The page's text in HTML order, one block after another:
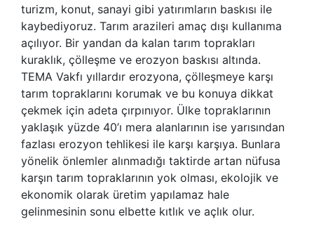
turizm, konut, sanayi gibi yatırımların baskısı ile
kaybediyoruz. Tarım arazileri amaç dışı kullanıma
açılıyor. Bir yandan da kalan tarım toprakları
kuraklık, çölleşme ve erozyon baskısı altında.
TEMA Vakfı yıllardır erozyona, çölleşmeye karşı
tarım topraklarını korumak ve bu konuya dikkat
çekmek için adeta çırpınıyor. Ülke topraklarının
yaklaşık yüzde 40’ı mera alanlarının ise yarısından
fazlası erozyon tehlikesi ile karşı karşıya. Bunlara
yönelik önlemler alınmadığı taktirde artan nüfusa
karşın tarım topraklarının yok olması, ekolojik ve
ekonomik olarak üretim yapılamaz hale
gelinmesinin sonu elbette kıtlık ve açlık olur.